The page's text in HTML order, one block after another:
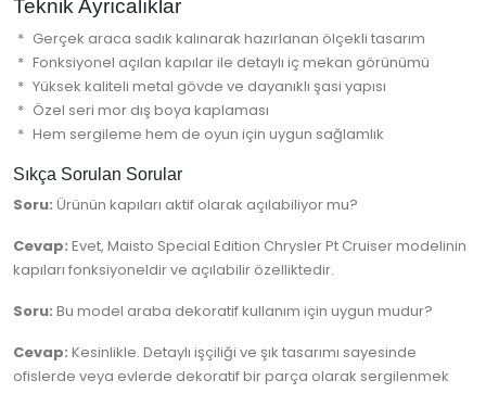
Teknik Ayrıcalıklar
Gerçek araca sadık kalınarak hazırlanan ölçekli tasarım
Fonksiyonel açılan kapılar ile detaylı iç mekan görünümü
Yüksek kaliteli metal gövde ve dayanıklı şasi yapısı
Özel seri mor dış boya kaplaması
Hem sergileme hem de oyun için uygun sağlamlık
Sıkça Sorulan Sorular
Soru: Ürünün kapıları aktif olarak açılabiliyor mu?
Cevap: Evet, Maisto Special Edition Chrysler Pt Cruiser modelinin
kapıları fonksiyoneldir ve açılabilir özelliktedir.
Soru: Bu model araba dekoratif kullanım için uygun mudur?
Cevap: Kesinlikle. Detaylı işçiliği ve şık tasarımı sayesinde
ofislerde veya evlerde dekoratif bir parça olarak sergilenmek